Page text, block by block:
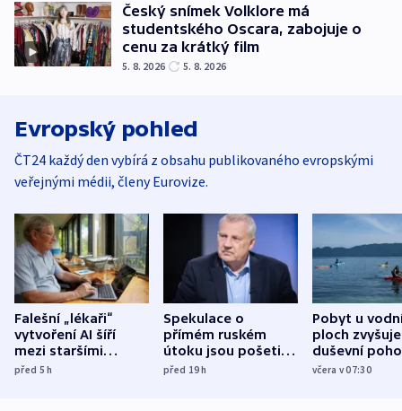
Český snímek Volklore má
studentského Oscara, zabojuje o
cenu za krátký film
5. 8. 2026 5. 8. 2026
Evropský pohled
ČT24 každý den vybírá z obsahu publikovaného evropskými
veřejnými médii, členy Eurovize.
Falešní „lékaři“
vytvoření AI šíří
mezi staršími
Poláky nebezpečné
před 5h
Spekulace o
přímém ruském
útoku jsou pošetilé,
míní estonský
před 19h
Pobyt u
ploch zvyšuje
duševní
ukázala
včera v 07:30